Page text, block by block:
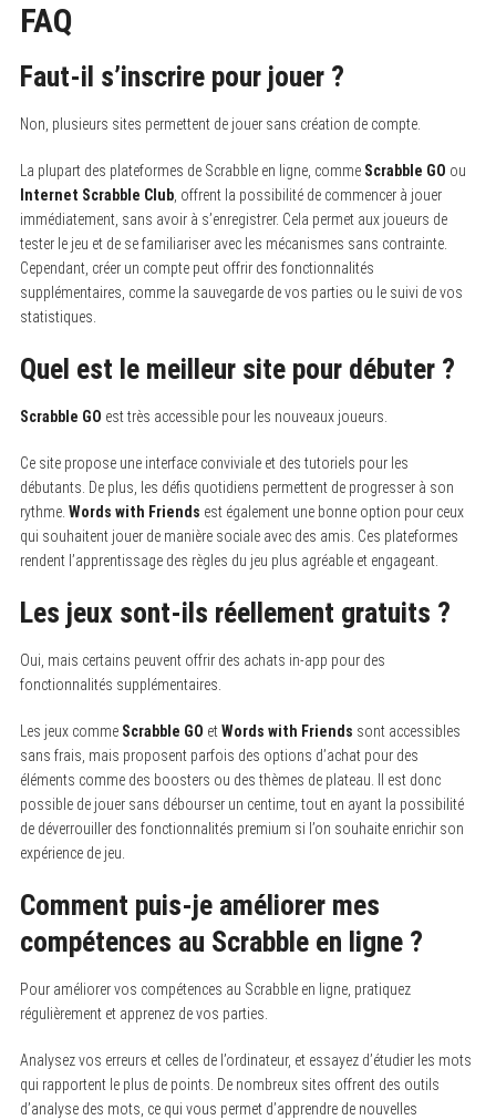
FAQ
Faut-il s’inscrire pour jouer ?
Non, plusieurs sites permettent de jouer sans création de compte.
La plupart des plateformes de Scrabble en ligne, comme Scrabble GO ou
Internet Scrabble Club, offrent la possibilité de commencer à jouer
immédiatement, sans avoir à s’enregistrer. Cela permet aux joueurs de
tester le jeu et de se familiariser avec les mécanismes sans contrainte.
Cependant, créer un compte peut offrir des fonctionnalités
supplémentaires, comme la sauvegarde de vos parties ou le suivi de vos
statistiques.
Quel est le meilleur site pour débuter ?
Scrabble GO est très accessible pour les nouveaux joueurs.
Ce site propose une interface conviviale et des tutoriels pour les
débutants. De plus, les défis quotidiens permettent de progresser à son
rythme. Words with Friends est également une bonne option pour ceux
qui souhaitent jouer de manière sociale avec des amis. Ces plateformes
rendent l’apprentissage des règles du jeu plus agréable et engageant.
Les jeux sont-ils réellement gratuits ?
Oui, mais certains peuvent offrir des achats in-app pour des
fonctionnalités supplémentaires.
Les jeux comme Scrabble GO etWords with Friends sont accessibles
sans frais, mais proposent parfois des options d’achat pour des
éléments comme des boosters ou des thèmes de plateau. Il est donc
possible de jouer sans débourser un centime, tout en ayant la possibilité
de déverrouiller des fonctionnalités premium si l’on souhaite enrichir son
expérience de jeu.
Comment puis-je améliorer mes
compétences au Scrabble en ligne ?
Pour améliorer vos compétences au Scrabble en ligne, pratiquez
régulièrement et apprenez de vos parties.
Analysez vos erreurs et celles de l’ordinateur, et essayez d’étudier les mots
qui rapportent le plus de points. De nombreux sites offrent des outils
d’analyse des mots, ce qui vous permet d’apprendre de nouvelles